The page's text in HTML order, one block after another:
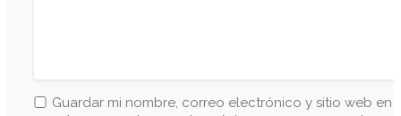
Guardar mi nombre, correo electrónico y sitio web en